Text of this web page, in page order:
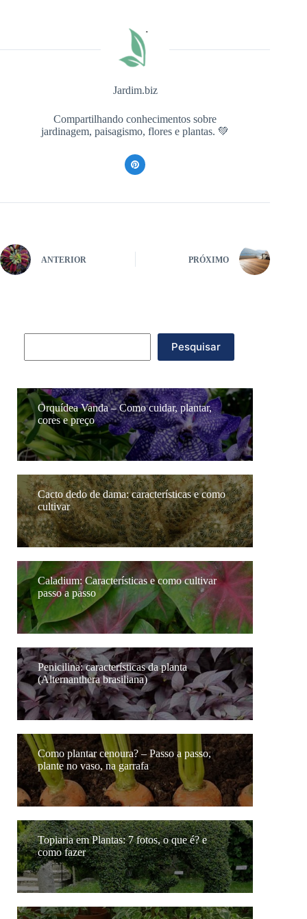
Jardim.biz
Compartilhando conhecimentos sobre
jardinagem, paisagismo, flores e plantas. 💚
ANTERIOR PRÓXIMO
Pesquisar
Pesquisar
Orquídea Vanda – Como cuidar, plantar,
cores e preço
Cacto dedo de dama: características e como
cultivar
Caladium: Características e como cultivar
passo a passo
Penicilina: características da planta
(Alternanthera brasiliana)
Como plantar cenoura? – Passo a passo,
plante no vaso, na garrafa
Topiaria em Plantas: 7 fotos, o que é? e
como fazer